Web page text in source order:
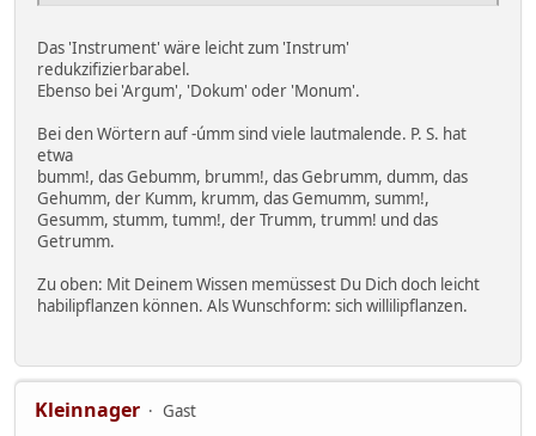
Das 'Instrument' wäre leicht zum 'Instrum'
redukzifizierbarabel.
Ebenso bei 'Argum', 'Dokum' oder 'Monum'.
Bei den Wörtern auf -úmm sind viele lautmalende. P. S. hat
etwa
bumm!, das Gebumm, brumm!, das Gebrumm, dumm, das
Gehumm, der Kumm, krumm, das Gemumm, summ!,
Gesumm, stumm, tumm!, der Trumm, trumm! und das
Getrumm.
Zu oben: Mit Deinem Wissen memüssest Du Dich doch leicht
habilipflanzen können. Als Wunschform: sich willilipflanzen.
Kleinnager
Gast